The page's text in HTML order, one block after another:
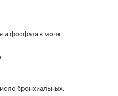
и фосфата в моче.
бронхиальных.